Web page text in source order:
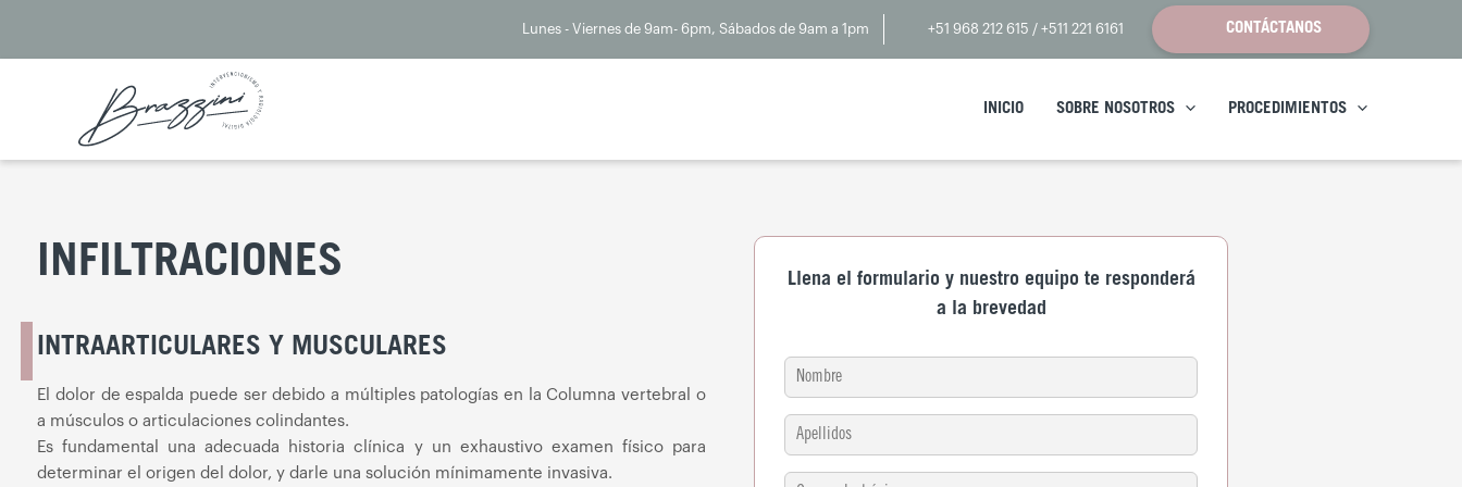
Lunes - Viernes de 9am- 6pm, Sábados de 9am a 1pm +51 968 212 615 / +511 221 6161 CONTÁCTANOS
INICIO SOBRE NOSOTROS PROCEDIMIENTOS
INFILTRACIONES
INTRAARTICULARES Y MUSCULARES
El dolor de espalda puede ser debido a múltiples patologías en la Columna vertebral o
a músculos o articulaciones colindantes.
Es fundamental una adecuada historia clínica y un exhaustivo examen físico para
determinar el origen del dolor, y darle una solución mínimamente invasiva.
Llena el formulario y nuestro equipo te responderá
a la brevedad